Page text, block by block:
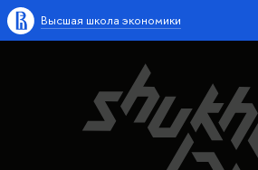
Высшая школа экономики